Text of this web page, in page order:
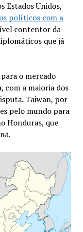
Estados Unidos,
políticos com a
contentor da
que já
o mercado
com a maioria dos
Taiwan, por
pelo mundo para
Honduras, que